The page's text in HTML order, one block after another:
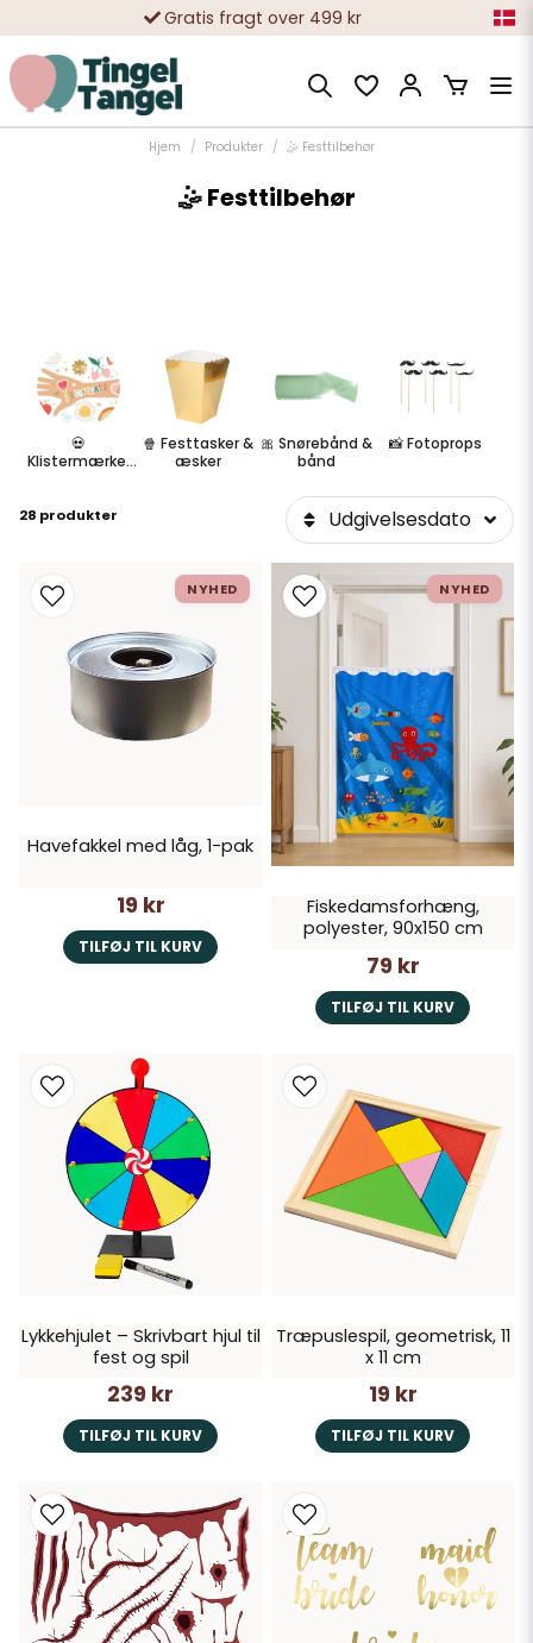
Gratis fragt over 499 kr
10 000-vis af tilfredse kunder
Hjem Produkter 🤹 Festtilbehør
🤹 Festtilbehør
💀
Klistermærker
🍿 Festtasker &
æsker
🎀 Snørebånd &
bånd
📸 Fotoprops
28 produkter Udgivelsesdato
Havefakkel med låg, 1-pak
19 kr
TILFØJ TIL KURV
NYHED
Fiskedamsforhæng,
polyester, 90x150 cm
79 kr
TILFØJ TIL KURV
NYHED
Lykkehjulet – Skrivbart hjul til
fest og spil
239 kr
TILFØJ TIL KURV
Træpuslespil, geometrisk, 11
x 11 cm
19 kr
TILFØJ TIL KURV